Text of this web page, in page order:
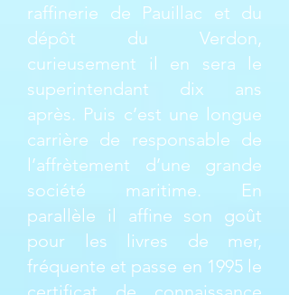
raffinerie de Pauillac et du
dépôt du Verdon,
curieusement il en sera le
superintendant dix ans
après. Puis c’est une longue
carrière de responsable de
l’affrètement d’une grande
société maritime. En
parallèle il affine son goût
pour les livres de mer,
fréquente et passe en 1995 le